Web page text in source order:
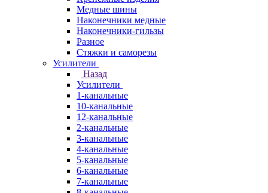
Медные шины
Наконечники медные
Наконечники-гильзы
Разное
Стяжки и саморезы
Усилители
Назад
Усилители
1-канальные
10-канальные
12-канальные
2-канальные
3-канальные
4-канальные
5-канальные
6-канальные
7-канальные